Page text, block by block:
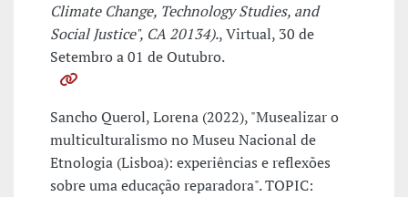
Climate Change, Technology Studies, and
Social Justice", CA 20134)., Virtual, 30 de
Setembro a 01 de Outubro.
Sancho Querol, Lorena (2022), "Musealizar o
multiculturalismo no Museu Nacional de
Etnologia (Lisboa): experiências e reflexões
sobre uma educação reparadora". TOPIC: